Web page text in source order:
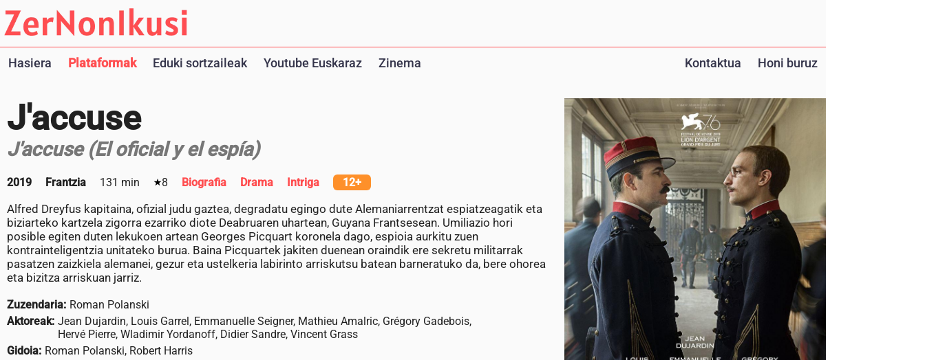
Hasiera Plataformak Eduki sortzaileak Youtube Euskaraz Zinema Kontaktua Honi buruz
J'accuse
J'accuse (El oficial y el espía)
2019 Frantzia 131 min 8 Biografia Drama Intriga 12+
Alfred Dreyfus kapitaina, ofizial judu gaztea, degradatu egingo dute Alemaniarrentzat espiatzeagatik eta
biziarteko kartzela zigorra ezarriko diote Deabruaren uhartean, Guyana Frantsesean. Umiliazio hori
posible egiten duten lekukoen artean Georges Picquart koronela dago, espioia aurkitu zuen
kontrainteligentzia unitateko burua. Baina Picquartek jakiten duenean oraindik ere sekretu militarrak
pasatzen zaizkiela alemanei, gezur eta ustelkeria labirinto arriskutsu batean barneratuko da, bere ohorea
eta bizitza arriskuan jarriz.
Zuzendaria: Roman Polanski
Aktoreak: Jean Dujardin, Louis Garrel, Emmanuelle Seigner, Mathieu Amalric, Grégory Gadebois,
Hervé Pierre, Wladimir Yordanoff, Didier Sandre, Vincent Grass
Gidoia: Roman Polanski, Robert Harris